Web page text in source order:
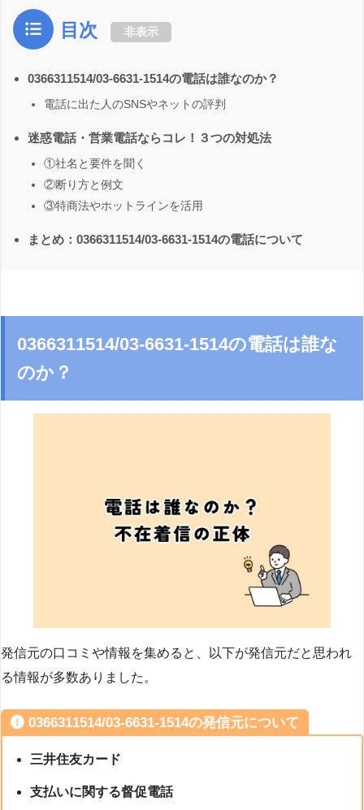
目次 非表示
0366311514/03-6631-1514の電話は誰なのか？
電話に出た人のSNSやネットの評判
迷惑電話・営業電話ならコレ！３つの対処法
①社名と要件を聞く
②断り方と例文
③特商法やホットラインを活用
まとめ：0366311514/03-6631-1514の電話について
0366311514/03-6631-1514の電話は誰な
のか？
発信元の口コミや情報を集めると、以下が発信元だと思われ
る情報が多数ありました。
0366311514/03-6631-1514の発信元について
三井住友カード
支払いに関する督促電話